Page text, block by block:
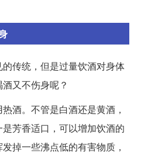
传统，但是过量饮酒对身体
又不伤身呢？
酒。不管是白酒还是黄酒，
芳香适口，可以增加饮酒的
掉一些沸点低的有害物质，